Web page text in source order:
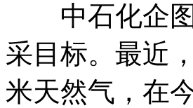
中石化企图
采目标。最近
米天然气，在